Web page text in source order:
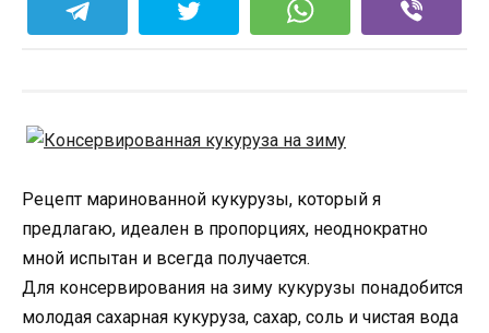
Рецепт маринованной кукурузы, который я
предлагаю, идеален в пропорциях, неоднократно
мной испытан и всегда получается.
Для консервирования на зиму кукурузы понадобится
молодая сахарная кукуруза, сахар, соль и чистая вода